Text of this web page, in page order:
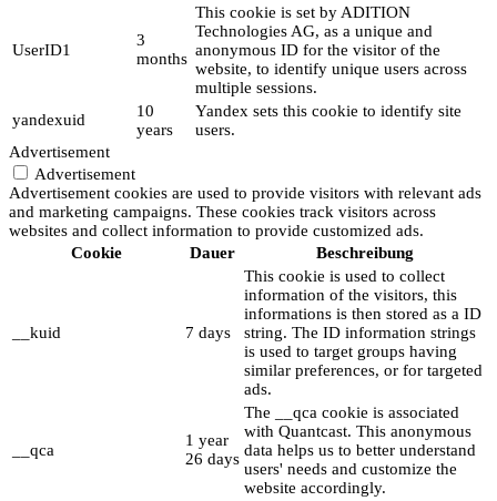
UserID1
3
months
This cookie is set by ADITION
Technologies AG, as a unique and
anonymous ID for the visitor of the
website, to identify unique users across
multiple sessions.
yandexuid
10
years
Yandex sets this cookie to identify site
users.
Advertisement
Advertisement
Advertisement cookies are used to provide visitors with relevant ads
and marketing campaigns. These cookies track visitors across
websites and collect information to provide customized ads.
Cookie
Dauer Beschreibung
__kuid 7 days
This cookie is used to collect
information of the visitors, this
informations is then stored as a ID
string. The ID information strings
is used to target groups having
similar preferences, or for targeted
ads.
__qca
1 year
26 days
The __qca cookie is associated
with Quantcast. This anonymous
data helps us to better understand
users' needs and customize the
website accordingly.